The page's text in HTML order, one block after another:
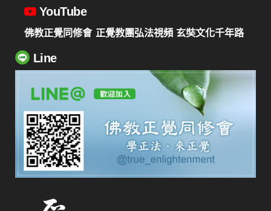
YouTube
佛教正覺同修會 正覺教團弘法視頻 玄奘文化千年路
Line